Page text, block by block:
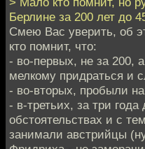
Берлине за 200 лет до
Смею Вас уверить, об
кто помнит, что:
- во-первых, не за 200,
мелкому придраться и
- во-вторых, пробыли
- в-третьих, за три
обстоятельствах и с
занимали австрийцы